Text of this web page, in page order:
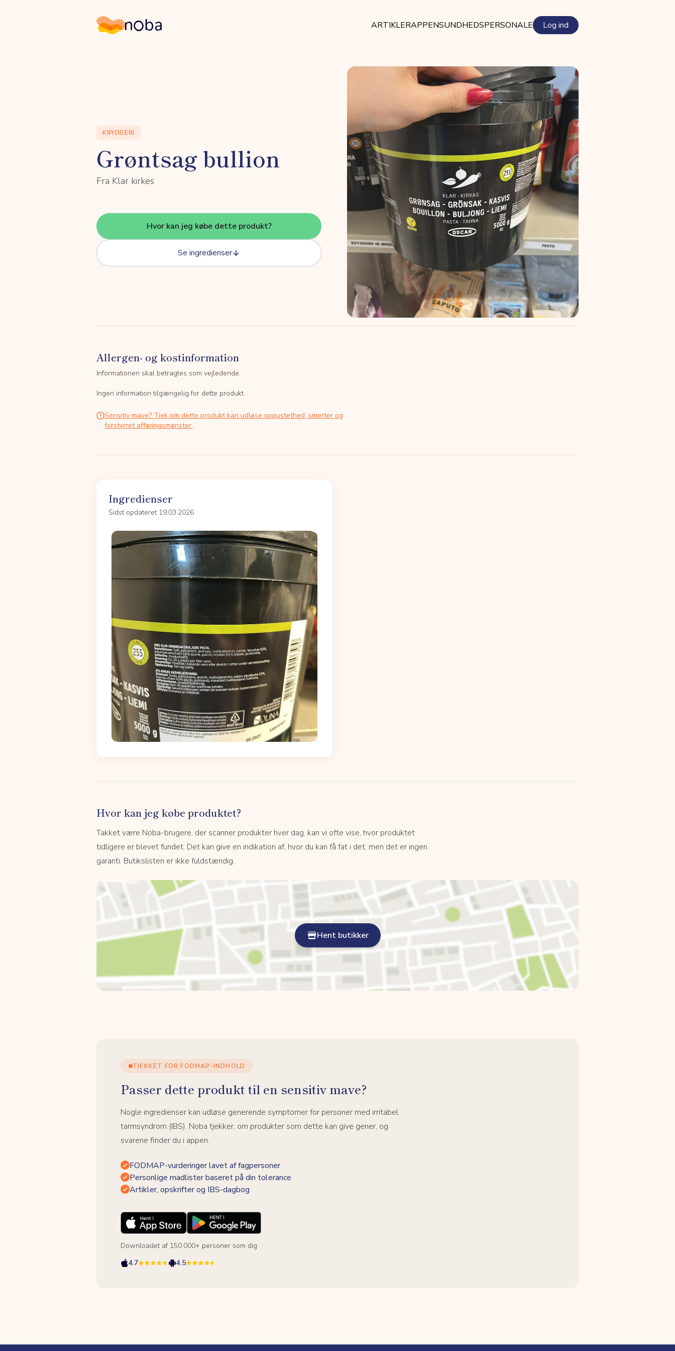
Noba ARTIKLERAPPENSUNDHEDSPERSONALE Log ind
KRYDDERI
Grøntsag bullion
Fra Klar kirkes
Hvor kan jeg købe dette produkt?
Se ingredienser
Allergen- og kostinformation
Informationen skal betragtes som vejledende.
Ingen information tilgængelig for dette produkt.
Sensitiv mave? Tjek om dette produkt kan udløse oppustethed, smerter og
forstyrret afføringsmønster.
Ingredienser
Sidst opdateret 19.03.2026
Hvor kan jeg købe produktet?
Takket være Noba-brugere, der scanner produkter hver dag, kan vi ofte vise, hvor produktet
tidligere er blevet fundet. Det kan give en indikation af, hvor du kan få fat i det, men det er ingen
garanti. Butikslisten er ikke fuldstændig.
Hent butikker
TJEKKET FOR FODMAP-INDHOLD
Passer dette produkt til en sensitiv mave?
Nogle ingredienser kan udløse generende symptomer for personer med irritabel
tarmsyndrom (IBS). Noba tjekker, om produkter som dette kan give gener, og
svarene finder du i appen.
FODMAP-vurderinger lavet af fagpersoner
Personlige madlister baseret på din tolerance
Artikler, opskrifter og IBS-dagbog
Downloadet af 150.000+ personer som dig
4.7
4.5